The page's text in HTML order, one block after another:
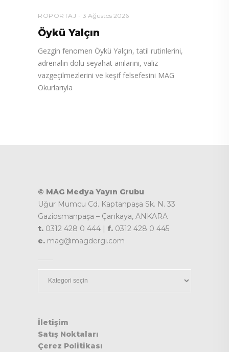
RÖPORTAJ 3 Ağustos 2026
Öykü Yalçın
Gezgin fenomen Öykü Yalçın, tatil rutinlerini,
adrenalin dolu seyahat anılarını, valiz
vazgeçilmezlerini ve keşif felsefesini MAG
Okurlarıyla
© MAG Medya Yayın Grubu
Uğur Mumcu Cd. Kaptanpaşa Sk. N. 33
Gaziosmanpaşa – Çankaya, ANKARA
t. 0312 428 0 444 | f. 0312 428 0 445
e. mag@magdergi.com
İletişim
Satış Noktaları
Çerez Politikası